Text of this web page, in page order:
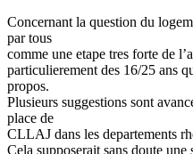
Concernant la question du
par tous
comme une etape tres forte de
particulierement des 16/25 ans
propos.
Plusieurs suggestions sont
place de
CLLAJ dans les departements
Cela supposerait sans doute